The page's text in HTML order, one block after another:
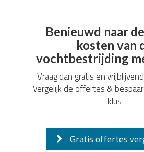
Benieuwd naar
kosten van
vochtbestrijding
Vraag dan gratis en
Vergelijk de offertes &
klus
Gratis offertes